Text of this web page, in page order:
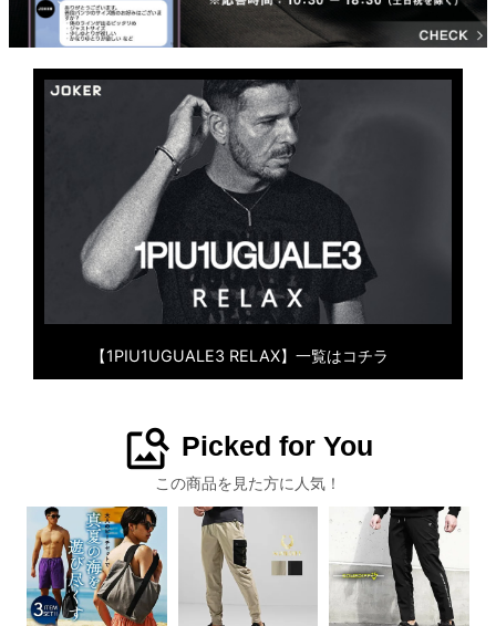
【1PIU1UGUALE3 RELAX】一覧はコチラ
image_search Picked for You
この商品を見た方に人気！